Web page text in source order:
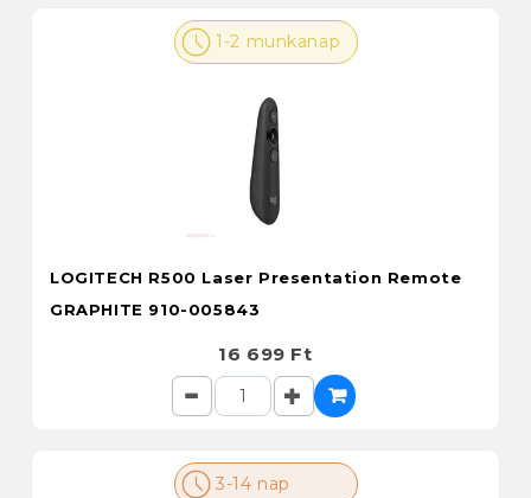
1-2 munkanap
LOGITECH R500 Laser Presentation Remote
GRAPHITE 910-005843
16 699 Ft
3-14 nap